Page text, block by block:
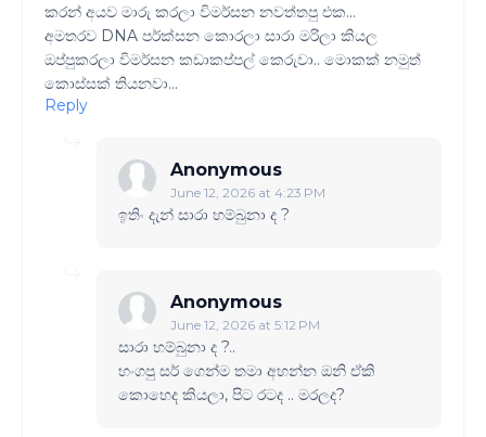
කරන් අයව මාරු කරලා විමර්සන නවත්තපු එක​...
අමතරව DNA පර්ක්සන කොරලා සාරා මරිලා කියල
ඔප්පුකරලා විමර්සන කඩාකප්පල් කෙරුවා.. මොකක් නමුත්
කොස්සක් තියනවා...
Reply
Anonymous
June 12, 2026 at 4:23 PM
ඉතිං දැන් සාරා හම්බුනා ද ?
Anonymous
June 12, 2026 at 5:12 PM
සාරා හම්බුනා ද ?..
හංගපු සර් ගෙන්ම තමා අහන්න ඔනි ඒකි
කොහෙද කියලා, පිට රටද .. මරලද?